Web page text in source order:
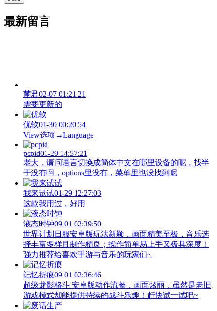
最新留言
菌君02-07 01:21:21
需要更新的
优软01-30 00:20:54
View‌选项→Language
pcpid01-29 14:57:21
老大，请问语言切换成简体中文在哪里设备的呢，找半
于没有啊，options里没有，菜单里也没找到呢
我来试试01-29 12:27:03
这款我用过，好用
液态时钟09-01 02:39:50
世界计划日服安卓版玩法新颖，画面精美至极，音乐选
择丰富多样且制作精良；操作简单易上手又极具深度！
强力推荐给喜欢手游与音乐的玩家们~
记忆折痕09-01 02:36:46
超级龙影格斗 安卓版动作流畅，画面炫丽，虽然是老旧
游戏模式却能提供持续的战斗乐趣！赶快试一试吧~